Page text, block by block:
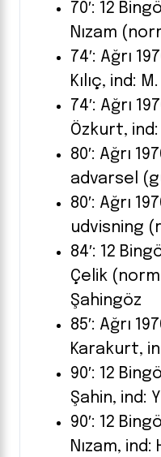
70′: 12
Nızam
74′: Ağrı
Kılıç, ind:
74′: Ağrı
Özkurt, ind:
80′: Ağrı
advarsel
80′: Ağrı
udvisning
84′: 12
Çelik
Şahingöz
85′: Ağrı
Karakurt,
90′: 12
Şahin, ind:
90′: 12
Nızam, ind: